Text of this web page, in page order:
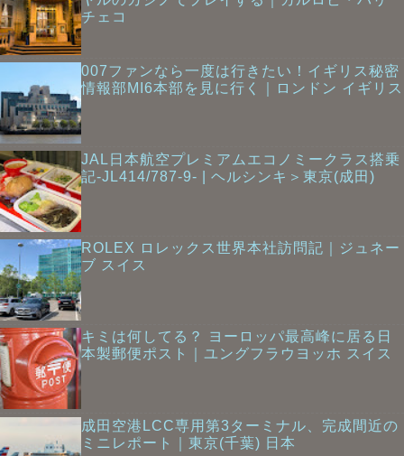
チェコ
007ファンなら一度は行きたい！イギリス秘密
情報部MI6本部を見に行く｜ロンドン イギリス
JAL日本航空プレミアムエコノミークラス搭乗
記-JL414/787-9- | ヘルシンキ＞東京(成田)
ROLEX ロレックス世界本社訪問記｜ジュネー
ブ スイス
キミは何してる？ ヨーロッパ最高峰に居る日
本製郵便ポスト｜ユングフラウヨッホ スイス
成田空港LCC専用第3ターミナル、完成間近の
ミニレポート｜東京(千葉) 日本